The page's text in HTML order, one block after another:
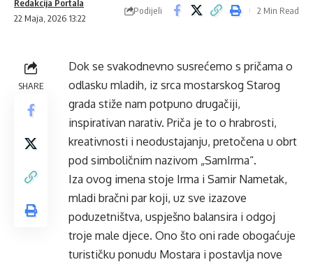
22 Maja, 2026 13:22
Redakcija Portala
Podijeli 2 Min Read
SHARE
Dok se svakodnevno susrećemo s pričama o
odlasku mladih, iz srca mostarskog Starog
grada stiže nam potpuno drugačiji,
inspirativan narativ. Priča je to o hrabrosti,
kreativnosti i neodustajanju, pretočena u obrt
pod simboličnim nazivom „SamIrma“.
Iza ovog imena stoje Irma i Samir Nametak,
mladi bračni par koji, uz sve izazove
poduzetništva, uspješno balansira i odgoj
troje male djece. Ono što oni rade obogaćuje
turističku ponudu Mostara i postavlja nove